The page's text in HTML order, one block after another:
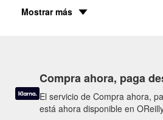
Mostrar más
Compra ahora, paga
El servicio de Compra ahora,
está ahora disponible en